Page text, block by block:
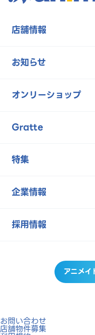
店舗情報
お知らせ
オンリーショップ
Gratte
特集
企業情報
採用情報
アニメイ
お問い合わせ
店舗物件募集